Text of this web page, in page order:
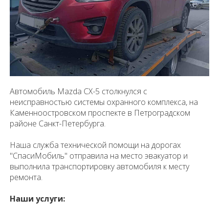
Автомобиль Mazda CX-5 столкнулся с
неисправностью системы охранного комплекса, на
Каменноостровском проспекте в Петроградском
районе Санкт-Петербурга.
Наша служба технической помощи на дорогах
"СпасиМобиль" отправила на место эвакуатор и
выполнила транспортировку автомобиля к месту
ремонта.
Наши услуги: